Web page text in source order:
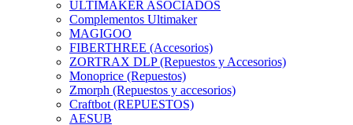
ULTIMAKER ASOCIADOS
Complementos Ultimaker
MAGIGOO
FIBERTHREE (Accesorios)
ZORTRAX DLP (Repuestos y Accesorios)
Monoprice (Repuestos)
Zmorph (Repuestos y accesorios)
Craftbot (REPUESTOS)
AESUB